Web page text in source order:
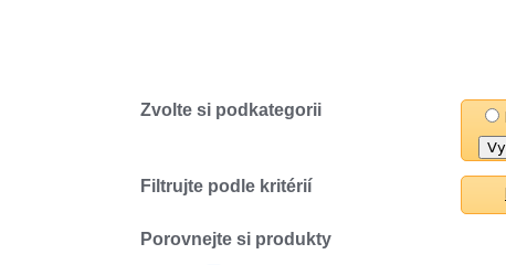
Zvolte si podkategorii
Filtrujte podle kritérií
Porovnejte si produkty